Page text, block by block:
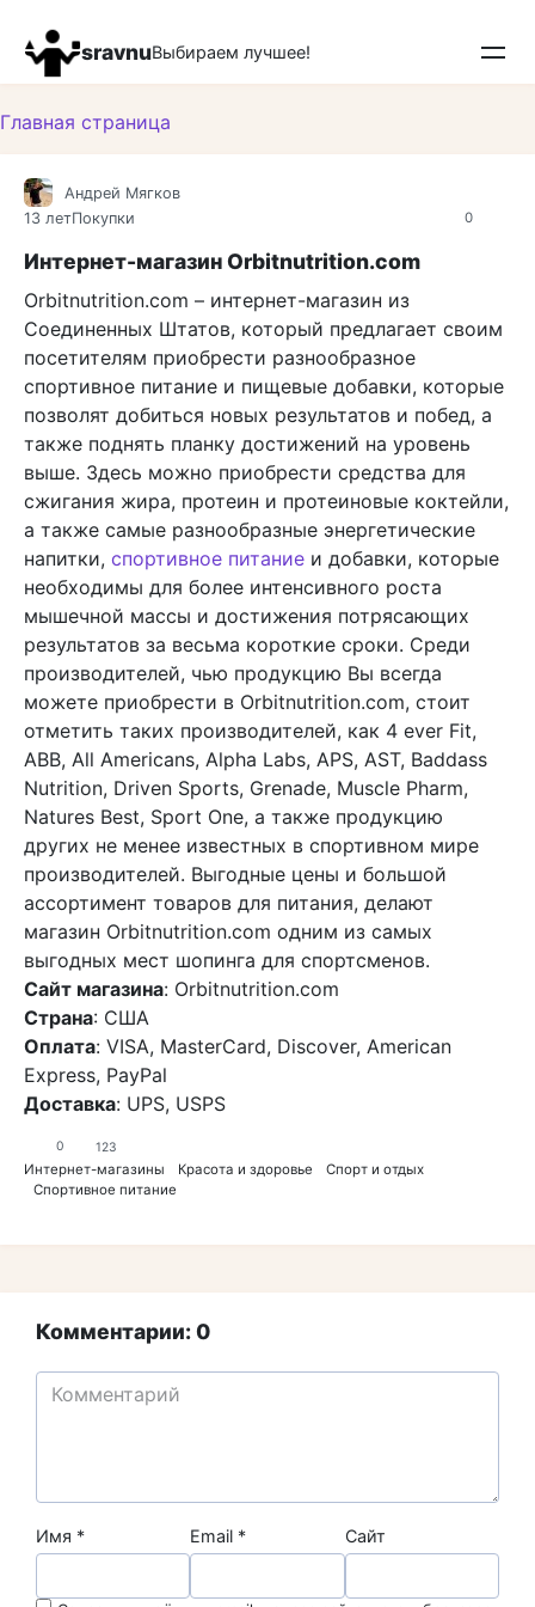
контенту
sravnuВыбираем лучшее!
Главная страница
0
Андрей Мягков
13 летПокупки
Интернет-магазин Orbitnutrition.com
Orbitnutrition.com – интернет-магазин из
Соединенных Штатов, который предлагает своим
посетителям приобрести разнообразное
спортивное питание и пищевые добавки, которые
позволят добиться новых результатов и побед, а
также поднять планку достижений на уровень
выше. Здесь можно приобрести средства для
сжигания жира, протеин и протеиновые коктейли,
а также самые разнообразные энергетические
напитки, спортивное питание и добавки, которые
необходимы для более интенсивного роста
мышечной массы и достижения потрясающих
результатов за весьма короткие сроки. Среди
производителей, чью продукцию Вы всегда
можете приобрести в Orbitnutrition.com, стоит
отметить таких производителей, как 4 ever Fit,
ABB, All Americans, Alpha Labs, APS, AST, Baddass
Nutrition, Driven Sports, Grenade, Muscle Pharm,
Natures Best, Sport One, а также продукцию
других не менее известных в спортивном мире
производителей. Выгодные цены и большой
ассортимент товаров для питания, делают
магазин Orbitnutrition.com одним из самых
выгодных мест шопинга для спортсменов.
Сайт магазина: Orbitnutrition.com
Страна: США
Оплата: VISA, MasterCard, Discover, American
Express, PayPal
Доставка: UPS, USPS
0 123
Интернет-магазины Красота и здоровье
Спорт и отдых
Спортивное питание
Комментарии: 0
Имя * Email * Сайт